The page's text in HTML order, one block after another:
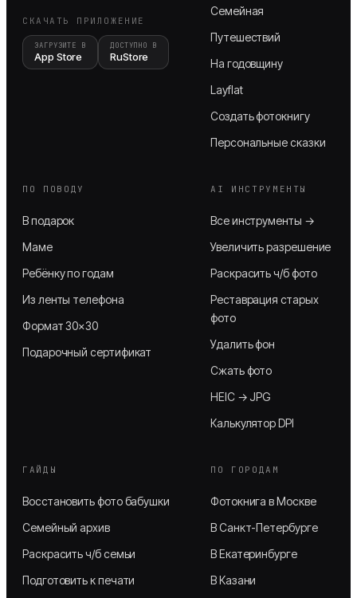
СКАЧАТЬ ПРИЛОЖЕНИЕ
ЗАГРУЗИТЕ В
App Store
ДОСТУПНО В
RuStore
Семейная
Путешествий
На годовщину
Layflat
Создать фотокнигу
Персональные сказки
ПО ПОВОДУ
В подарок
Маме
Ребёнку по годам
Из ленты телефона
Формат 30×30
Подарочный сертификат
AI ИНСТРУМЕНТЫ
Все инструменты →
Увеличить разрешение
Раскрасить ч/б фото
Реставрация старых
фото
Удалить фон
Сжать фото
HEIC → JPG
Калькулятор DPI
ГАЙДЫ
Восстановить фото бабушки
Семейный архив
Раскрасить ч/б семьи
Подготовить к печати
ПО ГОРОДАМ
Фотокнига в Москве
В Санкт-Петербурге
В Екатеринбурге
В Казани